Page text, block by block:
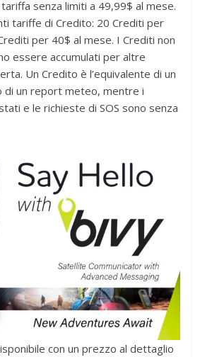
senza limiti a 49,99$ al mese.
tariffe di Credito: 20 Crediti per
per 40$ al mese. I Crediti non
essere accumulati per altre
Un Credito è l’equivalente di un
di un report meteo, mentre i
e le richieste di SOS sono senza
con un prezzo al dettaglio